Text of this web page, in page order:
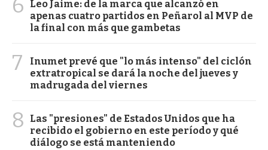
6
Leo Jaime: de la marca que alcanzó en
apenas cuatro partidos en Peñarol al MVP de
la final con más que gambetas
7
Inumet prevé que "lo más intenso" del ciclón
extratropical se dará la noche del jueves y
madrugada del viernes
8
Las "presiones" de Estados Unidos que ha
recibido el gobierno en este período y qué
diálogo se está manteniendo